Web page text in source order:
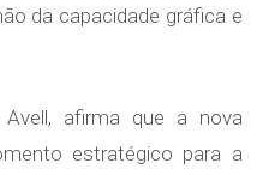
da capacidade gráfica e
Avell, afirma que a nova
estratégico para a